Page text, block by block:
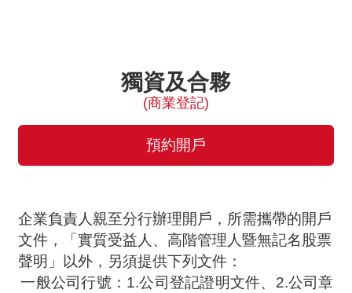
獨資及合夥
(商業登記)
預約開戶
企業負責人親至分行辦理開戶，所需攜帶的開戶
文件，「實質受益人、高階管理人暨無記名股票
聲明」以外，另須提供下列文件：
一般公司行號：1.公司登記證明文件、2.公司章